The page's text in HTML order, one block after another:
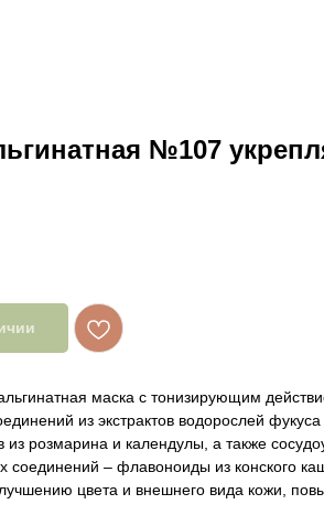
№107
маска с тонизирующим
из экстрактов водорослей
из розмарина и календулы, а также
соединений – флавоноиды из конского
цвета и внешнего вида кожи,